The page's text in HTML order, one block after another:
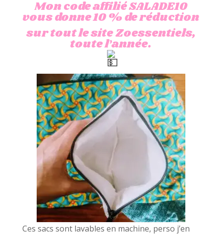
Mon code affilié SALADE10
vous donne 10 % de réduction
sur tout le site Zoessentiels,
toute l’année.
Ces sacs sont lavables en machine, perso j’en